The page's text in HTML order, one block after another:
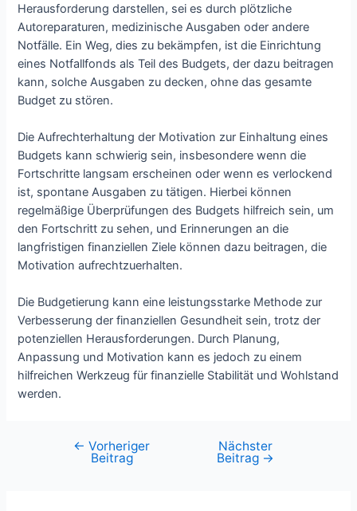
Herausforderung darstellen, sei es durch plötzliche
Autoreparaturen, medizinische Ausgaben oder andere
Notfälle. Ein Weg, dies zu bekämpfen, ist die Einrichtung
eines Notfallfonds als Teil des Budgets, der dazu beitragen
kann, solche Ausgaben zu decken, ohne das gesamte
Budget zu stören.
Die Aufrechterhaltung der Motivation zur Einhaltung eines
Budgets kann schwierig sein, insbesondere wenn die
Fortschritte langsam erscheinen oder wenn es verlockend
ist, spontane Ausgaben zu tätigen. Hierbei können
regelmäßige Überprüfungen des Budgets hilfreich sein, um
den Fortschritt zu sehen, und Erinnerungen an die
langfristigen finanziellen Ziele können dazu beitragen, die
Motivation aufrechtzuerhalten.
Die Budgetierung kann eine leistungsstarke Methode zur
Verbesserung der finanziellen Gesundheit sein, trotz der
potenziellen Herausforderungen. Durch Planung,
Anpassung und Motivation kann es jedoch zu einem
hilfreichen Werkzeug für finanzielle Stabilität und Wohlstand
werden.
Beitragsnavigation
← Vorheriger
Beitrag
Nächster
Beitrag →